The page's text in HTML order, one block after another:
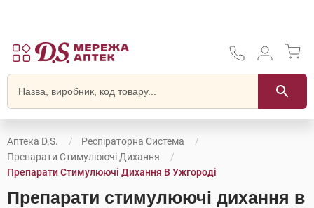
Аптека D.S.
Респіраторна Система
Препарати Стимулюючі Дихання
Препарати Стимулюючі Дихання В Ужгороді
Препарати стимулюючі дихання в